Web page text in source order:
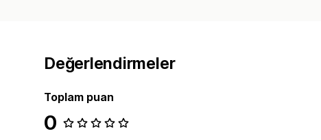
Değerlendirmeler
Toplam puan
0